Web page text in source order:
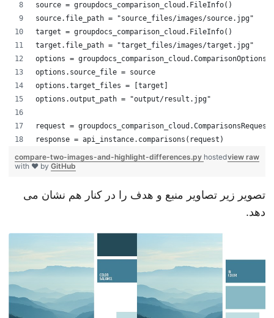
source = groupdocs_comparison_cloud.FileInfo()
source.file_path = "source_files/images/source.jpg"
target = groupdocs_comparison_cloud.FileInfo()
target.file_path = "target_files/images/target.jpg"
options =
options.source_file = source
options.target_files = [target]
options.output_path = "output/result.jpg"
request =
response = api_instance.comparisons(request)
view raw
compare-two-images-and-highlight-differences.pyhosted
with ❤ byGitHub
تصویر زیر تصاویر منبع و هدف را در کنار هم نشان می
دهد.